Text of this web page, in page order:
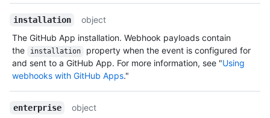
installation
object
The GitHub App installation. Webhook payloads contain
the
installation
property when the event is configured for
and sent to a GitHub App. For more information, see "Using
webhooks with GitHub Apps."
enterprise object